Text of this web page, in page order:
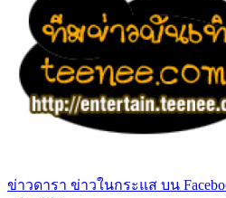
ข่าวดารา ข่าวในกระแส บน